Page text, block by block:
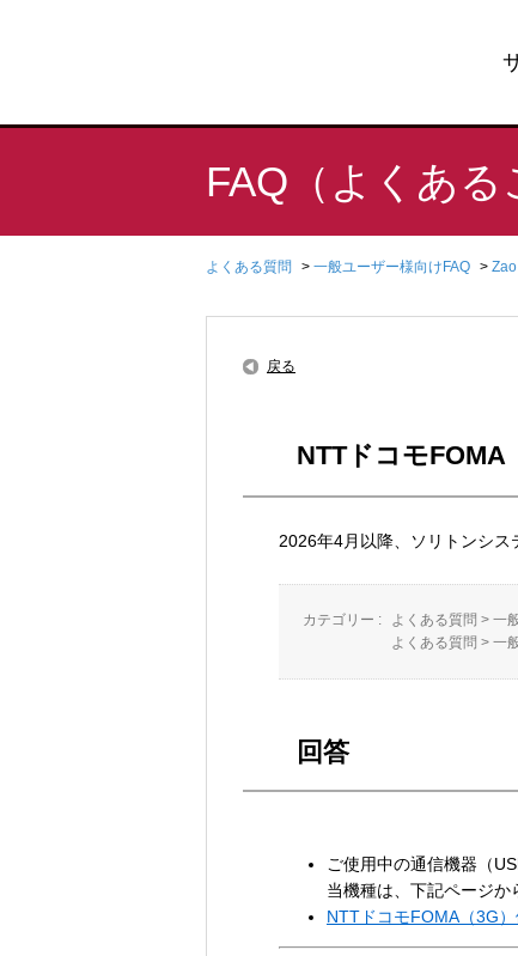
FAQ（よくある
よくある質問 > 一般ユーザー様向けFAQ >
戻る
NTTドコモFOMA
2026年4月以降、ソリトンシ
カテゴリー : よくある質問 > 一
よくある質問 > 一
回答
ご使用中の通信機器（
当機種は、下記ページか
NTTドコモFOMA（3G